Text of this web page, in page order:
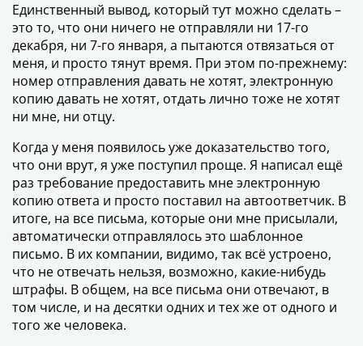
Единственный вывод, который тут можно сделать –
это то, что они ничего не отправляли ни 17-го
декабря, ни 7-го января, а пытаются отвязаться от
меня, и просто тянут время. При этом по-прежнему:
номер отправления давать не хотят, электронную
копию давать не хотят, отдать лично тоже не хотят
ни мне, ни отцу.
Когда у меня появилось уже доказательство того,
что они врут, я уже поступил проще. Я написал ещё
раз требование предоставить мне электронную
копию ответа и просто поставил на автоответчик. В
итоге, на все письма, которые они мне присылали,
автоматически отправлялось это шаблонное
письмо. В их компании, видимо, так всё устроено,
что не отвечать нельзя, возможно, какие-нибудь
штрафы. В общем, на все письма они отвечают, в
том числе, и на десятки одних и тех же от одного и
того же человека.